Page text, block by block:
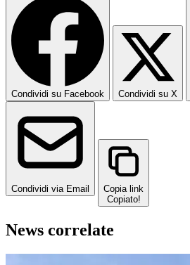
Condividi su Facebook Condividi su X
Condividi via Email
Copia link
Copiato!
News correlate